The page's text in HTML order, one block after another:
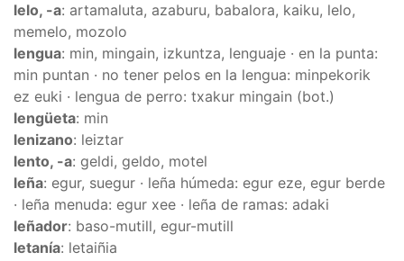
lelo, -a: artamaluta, azaburu, babalora, kaiku, lelo,
memelo, mozolo
lengua: min, mingain, izkuntza, lenguaje · en la punta:
min puntan · no tener pelos en la lengua: minpekorik
ez euki · lengua de perro: txakur mingain (bot.)
lengüeta: min
lenizano: leiztar
lento, -a: geldi, geldo, motel
leña: egur, suegur · leña húmeda: egur eze, egur berde
· leña menuda: egur xee · leña de ramas: adaki
leñador: baso-mutill, egur-mutill
letanía: letaiñia